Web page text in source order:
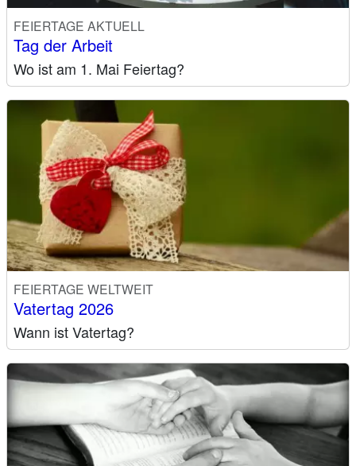
FEIERTAGE AKTUELL
Tag der Arbeit
Wo ist am 1. Mai Feiertag?
FEIERTAGE WELTWEIT
Vatertag 2026
Wann ist Vatertag?